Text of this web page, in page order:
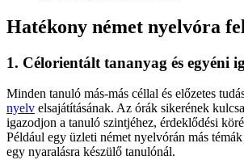
Hatékony német nyelvóra
1. Célorientált tananyag és egyéni
Minden tanuló más-más céllal és előzetes
nyelv elsajátításának. Az órák sikerének
igazodjon a tanuló szintjéhez, érdeklődési
Például egy üzleti német nyelvórán más
egy nyaralásra készülő tanulónál.